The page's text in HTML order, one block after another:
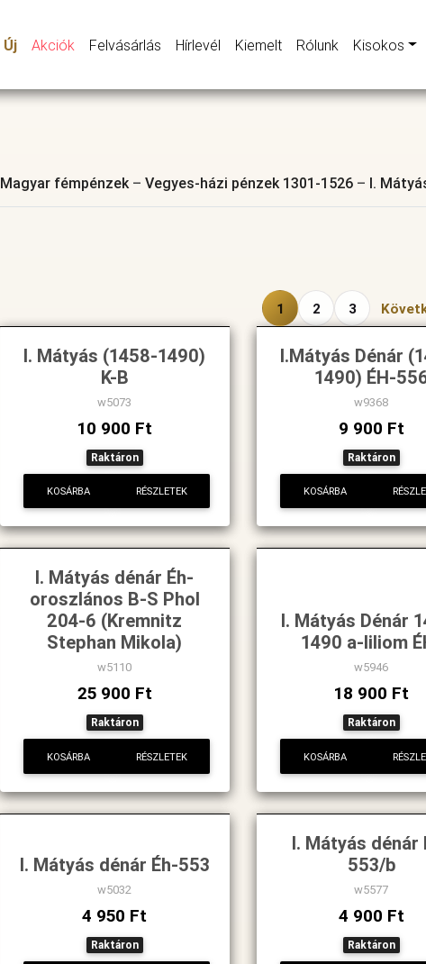
Új Akciók Felvásárlás Hírlevél Kiemelt Rólunk Kisokos
Magyar fémpénzek– Vegyes-házi pénzek 1301-1526 – I.
1 2 3
I. Mátyás (1458-1490)
K-B
w5073
10 900 Ft
Raktáron
KOSÁRBA RÉSZLETEK
I.Mátyás Dénár
1490) ÉH-
w9368
9 900 Ft
Raktáron
KOSÁRBA
I. Mátyás dénár Éh-
oroszlános B-S Phol
204-6 (Kremnitz
Stephan Mikola)
w5110
25 900 Ft
Raktáron
KOSÁRBA RÉSZLETEK
I. Mátyás Dénár
1490 a-liliom
w5946
18 900 Ft
Raktáron
KOSÁRBA
I. Mátyás dénár Éh-553
w5032
4 950 Ft
Raktáron
I. Mátyás dénár
553/b
w5577
4 900 Ft
Raktáron